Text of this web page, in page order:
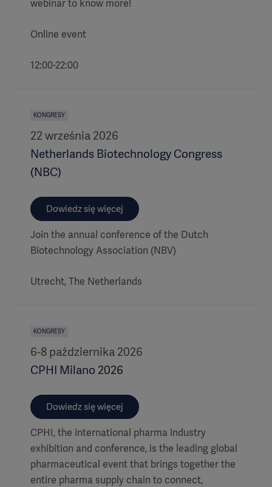
webinar to know more!
Online event
12:00-22:00
KONGRESY
22 września 2026
Netherlands Biotechnology Congress
(NBC)
Dowiedz się więcej
Join the annual conference of the Dutch
Biotechnology Association (NBV)
Utrecht, The Netherlands
KONGRESY
6-8 października 2026
CPHI Milano 2026
Dowiedz się więcej
CPHI, the international pharma industry
exhibition and conference, is the leading global
pharmaceutical event that brings together the
entire pharma supply chain to connect,